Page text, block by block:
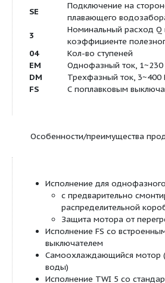
Применение:
Погружные насосы
подача жидкости из
ирригация, полив и
Пример: TWI5-SE 304 EM-
TWI
Погружной
5 Диаметр насоса
[пробел]